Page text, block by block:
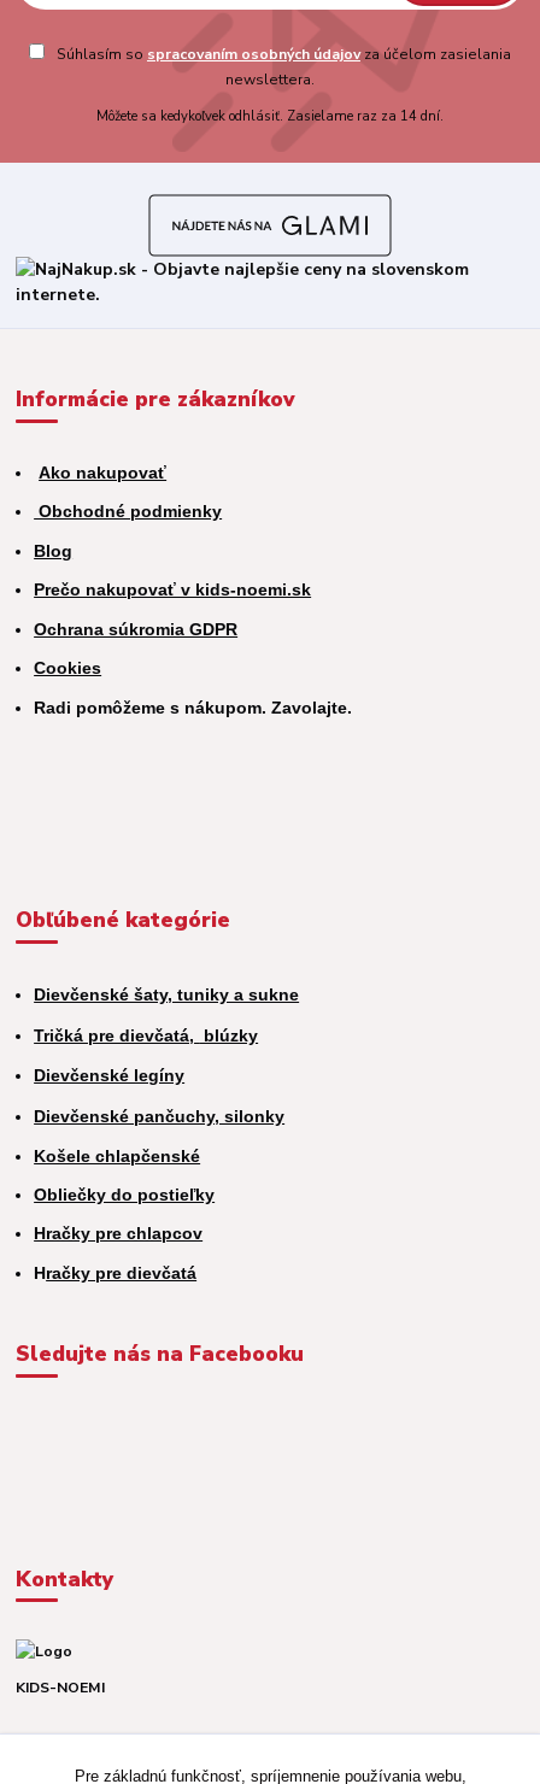
Súhlasím so spracovaním osobných údajovza účelom zasielania
newslettera.
Môžete sa kedykoľvek odhlásiť. Zasielame raz za 14 dní.
Informácie pre zákazníkov
Ako nakupovať
Obchodné podmienky
Blog
Prečo nakupovať v kids-noemi.sk
Ochrana súkromia GDPR
Cookies
Radi pomôžeme s nákupom. Zavolajte.
Obľúbené kategórie
Dievčenské šaty, tuniky a sukne
Tričká pre dievčatá, blúzky
Dievčenské legíny
Dievčenské pančuchy, silonky
Košele chlapčenské
Obliečky do postieľky
Hračky pre chlapcov
Hračky pre dievčatá
Sledujte nás na Facebooku
Kontakty
KIDS-NOEMI
Pre základnú funkčnosť, spríjemnenie používania webu,